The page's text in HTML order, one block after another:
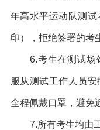
年高水平运动队测
印），拒绝签署的考
6.考生在测试场
服从测试工作人员
全程佩戴口罩，避免
7.所有考生均由